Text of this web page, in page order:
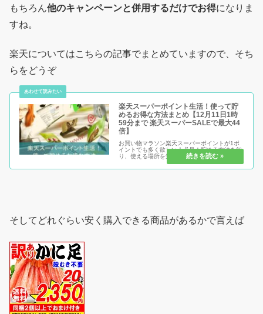
もちろん他のキャンペーンと併用するだけでお得になりま
すね。
楽天についてはこちらの記事でまとめていますので、そち
らをどうぞ
楽天スーパーポイント生活！使って貯
めるお得な方法まとめ【12月11日1時
59分まで 楽天スーパーSALEで最大44
倍】
お買い物マラソン楽天スーパーポイントが1ポ
イントでも多く欲しい人必見！貯める方法を知
り、使える場所を知り、楽天を利用しているか
らこそ「オトク」になる。そんな楽天ポイント
生活を送りたい人はぜひ、実践している人もし
そしてどれぐらい安く購入できる商品があるかで言えば